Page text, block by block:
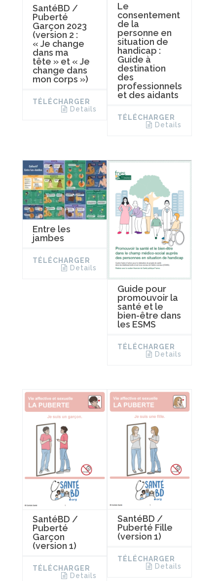
SantéBD /
Puberté
Garçon 2023
(version 2 :
« Je change
dans ma
tête » et « Je
change dans
mon corps »)
TÉLÉCHARGER
Details
Le
consentement
de la
personne en
situation de
handicap :
Guide à
destination
des
professionnels
et des aidants
TÉLÉCHARGER
Details
Entre les
jambes
TÉLÉCHARGER
Details
Guide pour
promouvoir la
santé et le
bien-être dans
les ESMS
TÉLÉCHARGER
Details
SantéBD /
Puberté
Garçon
(version 1)
TÉLÉCHARGER
Details
SantéBD /
Puberté Fille
(version 1)
TÉLÉCHARGER
Details